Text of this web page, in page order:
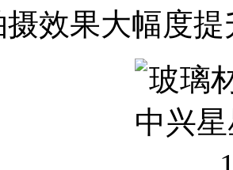
效果大幅度提